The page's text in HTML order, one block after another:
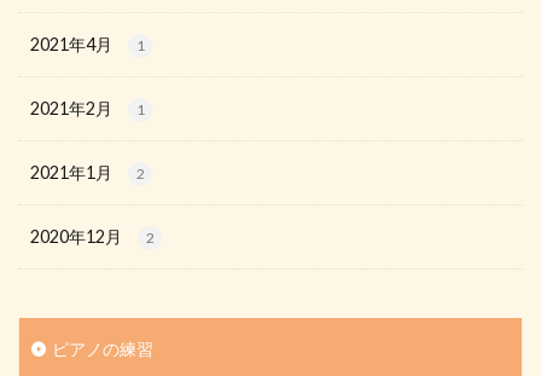
2021年4月 1
2021年2月 1
2021年1月 2
2020年12月 2
ピアノの練習